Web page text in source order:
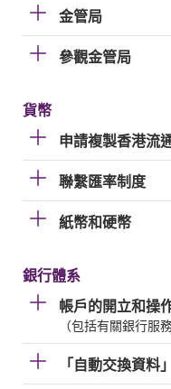
金管局
參觀金管局
貨幣
申請複製香港流
聯繫匯率制度
紙幣和硬幣
銀行體系
帳戶的開立和操
（包括有關銀行服
「自動交換資料